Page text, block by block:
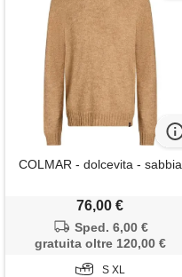
COLMAR - dolcevita - sabbia
76,00 €
Sped. 6,00 €
gratuita oltre 120,00 €
S XL